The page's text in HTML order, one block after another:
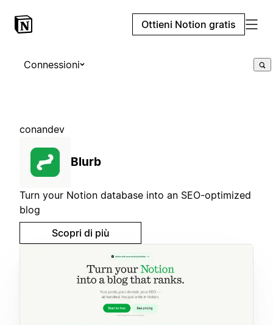
Ottieni Notion gratis
Connessioni
conandev
Blurb
Turn your Notion database into an SEO-optimized
blog
Scopri di più